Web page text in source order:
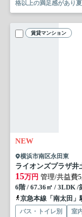
格以上の満足感があり
賃貸マンション
NEW
横浜市南区永田東
ライオンズプラザ井
15万円 管理/共益費
6階 / 67.36㎡ / 3LDK /
京急本線「南太田」
バス・トイレ別 室